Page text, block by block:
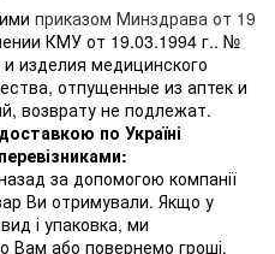
приказом Минздрава от 19
КМУ от 19.03.1994 г.. №
изделия медицинского
отпущенные из аптек и
возврату не подлежат.
по Україні
за допомогою компанії
Ви отримували. Якщо у
і упаковка, ми
Вам або повернемо гроші.